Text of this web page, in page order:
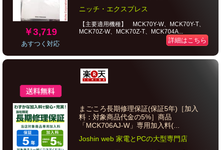
￥3,719
あすつく対応
ニッチ・エクスプレス
【主要適用機種】 MCK70Y-W、MCK70Y-T、
MCK70Z-W、MCK70Z-T、MCK704A...
詳細はこちら
まごころ長期修理保証(保証5年)［加入
料：対象商品代金の5%］商品
「MCK706AJ-W」専用加入料(...
Joshin web 家電とPCの大型専門店